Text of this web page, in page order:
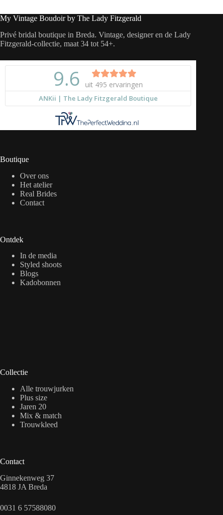
My Vintage Boudoir by The Lady Fitzgerald
Privé bridal boutique in Breda. Vintage, designer en de Lady
Fitzgerald-collectie, maat 34 tot 54+.
Boutique
Over ons
Het atelier
Real Brides
Contact
Ontdek
In de media
Styled shoots
Blogs
Kadobonnen
Collectie
Alle trouwjurken
Plus size
Jaren 20
Mix & match
Trouwkleed
Contact
Ginnekenweg 37
4818 JA Breda
0031 6 57588080